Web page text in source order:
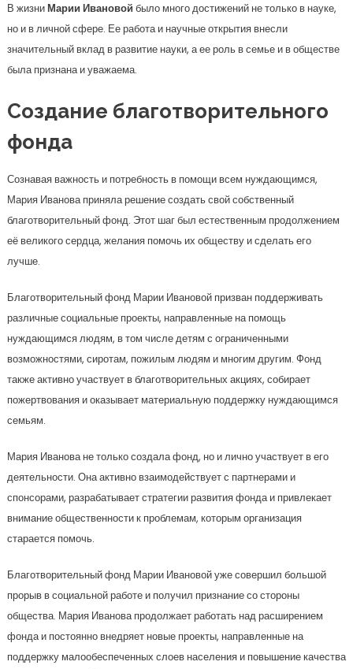
В жизниМарии Ивановой было много достижений не только в науке,
но и в личной сфере. Ее работа и научные открытия внесли
значительный вклад в развитие науки, а ее роль в семье и в обществе
была признана и уважаема.
Создание благотворительного
фонда
Сознавая важность и потребность в помощи всем нуждающимся,
Мария Иванова приняла решение создать свой собственный
благотворительный фонд. Этот шаг был естественным продолжением
её великого сердца, желания помочь их обществу и сделать его
лучше.
Благотворительный фонд Марии Ивановой призван поддерживать
различные социальные проекты, направленные на помощь
нуждающимся людям, в том числе детям с ограниченными
возможностями, сиротам, пожилым людям и многим другим. Фонд
также активно участвует в благотворительных акциях, собирает
пожертвования и оказывает материальную поддержку нуждающимся
семьям.
Мария Иванова не только создала фонд, но и лично участвует в его
деятельности. Она активно взаимодействует с партнерами и
спонсорами, разрабатывает стратегии развития фонда и привлекает
внимание общественности к проблемам, которым организация
старается помочь.
Благотворительный фонд Марии Ивановой уже совершил большой
прорыв в социальной работе и получил признание со стороны
общества. Мария Иванова продолжает работать над расширением
фонда и постоянно внедряет новые проекты, направленные на
поддержку малообеспеченных слоев населения и повышение качества